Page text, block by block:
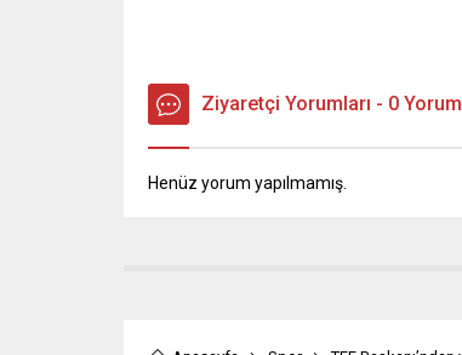
Ziyaretçi Yorumları - 0 Yorum
Henüz yorum yapılmamış.